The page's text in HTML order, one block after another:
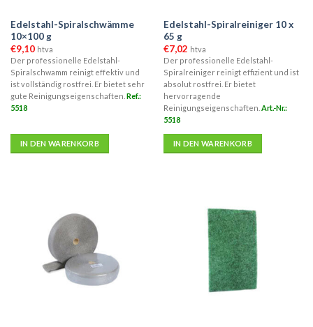
Edelstahl-Spiralschwämme
10×100 g
€9,10 htva
Der professionelle Edelstahl-
Spiralschwamm reinigt effektiv und
ist vollständig rostfrei. Er bietet sehr
gute Reinigungseigenschaften. Ref.:
5518
IN DEN WARENKORB
Edelstahl-Spiralreiniger 10 x
65 g
€7,02 htva
Der professionelle Edelstahl-
Spiralreiniger reinigt effizient und ist
absolut rostfrei. Er bietet
hervorragende
Reinigungseigenschaften. Art.-Nr.:
5518
IN DEN WARENKORB